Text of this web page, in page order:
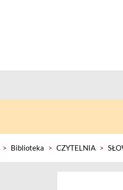
> Biblioteka > CZYTELNIA >